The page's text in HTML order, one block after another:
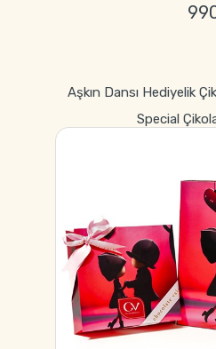
Aşkın Dansı Hediyelik
Special